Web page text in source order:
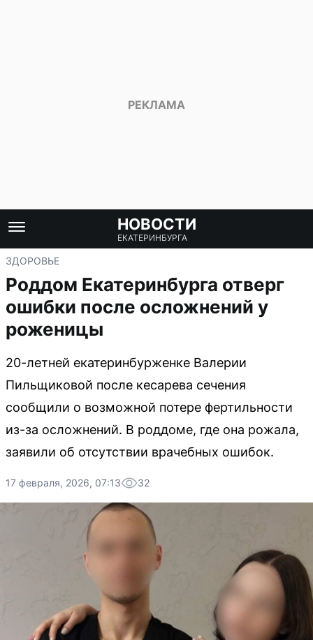
НОВОСТИ
ЕКАТЕРИНБУРГА
ЗДОРОВЬЕ
Роддом Екатеринбурга отверг
ошибки после осложнений у
роженицы
20-летней екатеринбурженке Валерии
Пильщиковой после кесарева сечения
сообщили о возможной потере фертильности
из-за осложнений. В роддоме, где она рожала,
заявили об отсутствии врачебных ошибок.
17 февраля, 2026, 07:13 32